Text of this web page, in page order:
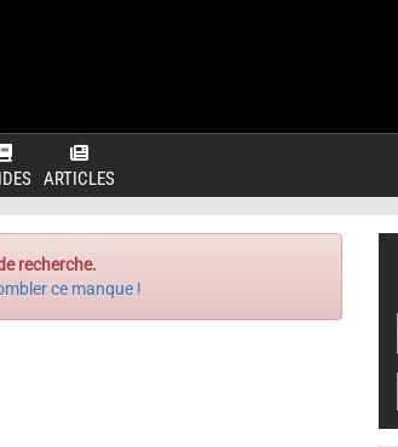
ARTICLES
recherche.
ce manque !